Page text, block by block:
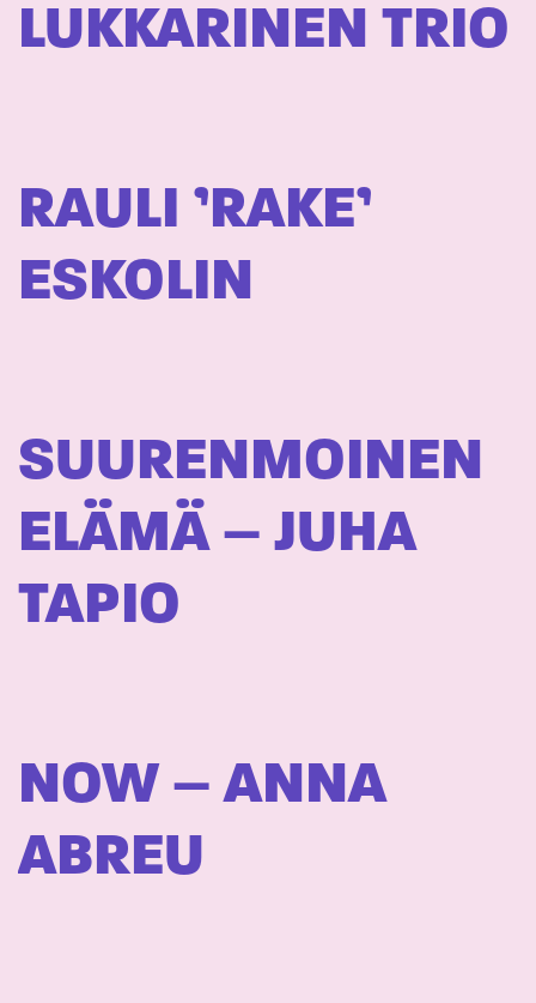
LUKKARINEN TRIO
RAULI ’RAKE’
ESKOLIN
SUURENMOINEN
ELÄMÄ – JUHA
TAPIO
NOW – ANNA
ABREU